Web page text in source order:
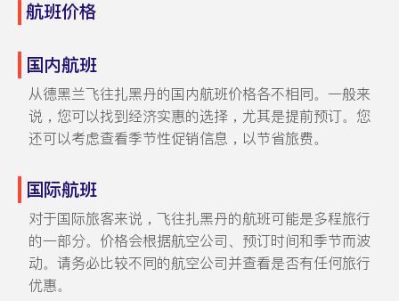
航班价格
国内航班
从德黑兰飞往扎黑丹的国内航班价格各不相同。一般来
说，您可以找到经济实惠的选择，尤其是提前预订。您
还可以考虑查看季节性促销信息，以节省旅费。
国际航班
对于国际旅客来说，飞往扎黑丹的航班可能是多程旅行
的一部分。价格会根据航空公司、预订时间和季节而波
动。请务必比较不同的航空公司并查看是否有任何旅行
优惠。